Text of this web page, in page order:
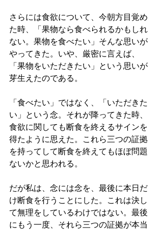
さらには食欲について、今朝方目覚め
た時、「果物なら食べられるかもしれ
ない。果物を食べたい」そんな思いが
やってきた。いや、厳密に言えば、
「果物をいただきたい」という思いが
芽生えたのである。
「食べたい」ではなく、「いただきた
い」という念。それが降ってきた時、
食欲に関しても断食を終えるサインを
得たように思えた。これら三つの証拠
を持ってして断食を終えてもほぼ問題
ないかと思われる。
だが私は、念には念を、最後に本日だ
け断食を行うことにした。これは決し
て無理をしているわけではない。最後
にもう一度、それら三つの証拠が本当